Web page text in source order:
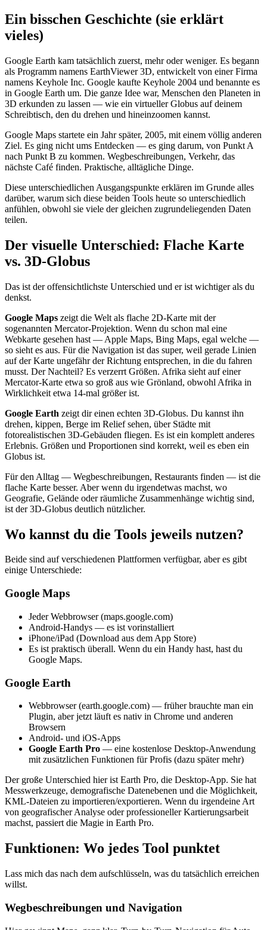
Ein bisschen Geschichte (sie erklärt
vieles)
Google Earth kam tatsächlich zuerst, mehr oder weniger. Es begann
als Programm namens EarthViewer 3D, entwickelt von einer Firma
namens Keyhole Inc. Google kaufte Keyhole 2004 und benannte es
in Google Earth um. Die ganze Idee war, Menschen den Planeten in
3D erkunden zu lassen — wie ein virtueller Globus auf deinem
Schreibtisch, den du drehen und hineinzoomen kannst.
Google Maps startete ein Jahr später, 2005, mit einem völlig anderen
Ziel. Es ging nicht ums Entdecken — es ging darum, von Punkt A
nach Punkt B zu kommen. Wegbeschreibungen, Verkehr, das
nächste Café finden. Praktische, alltägliche Dinge.
Diese unterschiedlichen Ausgangspunkte erklären im Grunde alles
darüber, warum sich diese beiden Tools heute so unterschiedlich
anfühlen, obwohl sie viele der gleichen zugrundeliegenden Daten
teilen.
Der visuelle Unterschied: Flache Karte
vs. 3D-Globus
Das ist der offensichtlichste Unterschied und er ist wichtiger als du
denkst.
Google Maps zeigt die Welt als flache 2D-Karte mit der
sogenannten Mercator-Projektion. Wenn du schon mal eine
Webkarte gesehen hast — Apple Maps, Bing Maps, egal welche —
so sieht es aus. Für die Navigation ist das super, weil gerade Linien
auf der Karte ungefähr der Richtung entsprechen, in die du fahren
musst. Der Nachteil? Es verzerrt Größen. Afrika sieht auf einer
Mercator-Karte etwa so groß aus wie Grönland, obwohl Afrika in
Wirklichkeit etwa 14-mal größer ist.
Google Earth zeigt dir einen echten 3D-Globus. Du kannst ihn
drehen, kippen, Berge im Relief sehen, über Städte mit
fotorealistischen 3D-Gebäuden fliegen. Es ist ein komplett anderes
Erlebnis. Größen und Proportionen sind korrekt, weil es eben ein
Globus ist.
Für den Alltag — Wegbeschreibungen, Restaurants finden — ist die
flache Karte besser. Aber wenn du irgendetwas machst, wo
Geografie, Gelände oder räumliche Zusammenhänge wichtig sind,
ist der 3D-Globus deutlich nützlicher.
Wo kannst du die Tools jeweils nutzen?
Beide sind auf verschiedenen Plattformen verfügbar, aber es gibt
einige Unterschiede:
Google Maps
Jeder Webbrowser (maps.google.com)
Android-Handys — es ist vorinstalliert
iPhone/iPad (Download aus dem App Store)
Es ist praktisch überall. Wenn du ein Handy hast, hast du
Google Maps.
Google Earth
Webbrowser (earth.google.com) — früher brauchte man ein
Plugin, aber jetzt läuft es nativ in Chrome und anderen
Browsern
Android- und iOS-Apps
Google Earth Pro — eine kostenlose Desktop-Anwendung
mit zusätzlichen Funktionen für Profis (dazu später mehr)
Der große Unterschied hier ist Earth Pro, die Desktop-App. Sie hat
Messwerkzeuge, demografische Datenebenen und die Möglichkeit,
KML-Dateien zu importieren/exportieren. Wenn du irgendeine Art
von geografischer Analyse oder professioneller Kartierungsarbeit
machst, passiert die Magie in Earth Pro.
Funktionen: Wo jedes Tool punktet
Lass mich das nach dem aufschlüsseln, was du tatsächlich erreichen
willst.
Wegbeschreibungen und Navigation